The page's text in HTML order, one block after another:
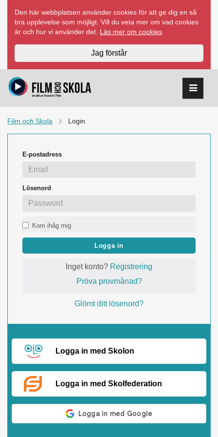
innehåll
Den här webbplatsen använder cookies för att ge dig en så
bra upplevelse som möjligt. Vill du veta mer om vad cookies
är och hur vi använder det. Läs mer om cookies
Jag förstår
Film och Skola Login
E-postadress
Lösenord
Kom ihåg mig
Logga in
Inget konto? Registrering
Pröva provmånad?
Glömt ditt lösenord?
Logga in med Skolon
Logga in med Skolfederation